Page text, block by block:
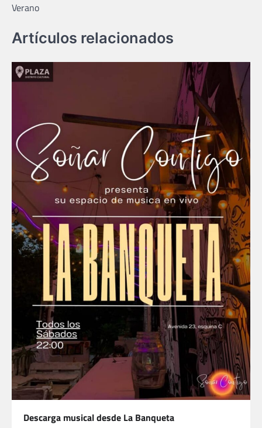
entradas
Verano
Artículos relacionados
Descarga musical desde La Banqueta